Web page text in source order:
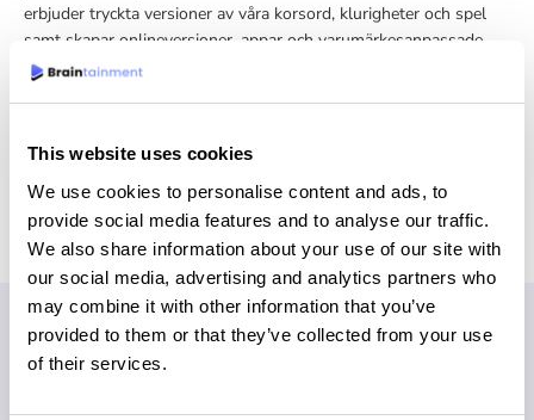
This website uses cookies
We use cookies to personalise content and ads, to
provide social media features and to analyse our traffic.
We also share information about your use of our site with
our social media, advertising and analytics partners who
may combine it with other information that you’ve
provided to them or that they’ve collected from your use
of their services.
erbjuder tryckta versioner av våra korsord, klurigheter och spel
samt skapar onlineversioner, appar och varumärkesanpassade
kreativa spel för utgivare. För att ha kul och spela spel kommer